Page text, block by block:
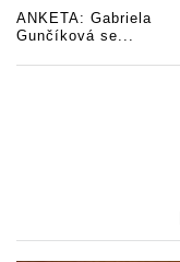
ANKETA: Gabriela
Gunčíková se...